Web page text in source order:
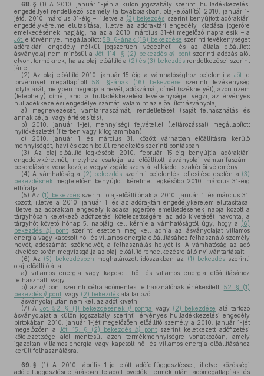
68. § (1) A 2010. január 1-jén a külön jogszabály szerinti hulladékkezelési
engedéllyel rendelkező személy (a továbbiakban: olaj-előállító) 2010. január 1-
jétől 2010. március 31-éig –, illetve a (3) bekezdés szerint benyújtott adóraktári
engedélykérelme elutasítása, illetve az adóraktári engedély kiadása jogerőre
emelkedésének napjáig, ha az a 2010. március 31-ét megelőző napra esik – a
Jöt. e törvénnyel megállapított 58. §-ának (16) bekezdése szerinti tevékenységet
adóraktári engedély nélkül jogszerűen végezheti, és az általa előállított
ásványolaj nem minősül a Jöt. 114. § (2) bekezdésa) pontszerinti adózás alól
elvont terméknek, ha az olaj-előállító a (2) és (3) bekezdés rendelkezései szerint
jár el.
(2) Az olaj-előállító 2010. január 15-éig a vámhatósághoz bejelenti a Jöt.
e
törvénnyel megállapított58. §-ának (16) bekezdése szerinti tevékenység
folytatását, melyben megadja a nevét, adószámát, címét (székhelyét), azon üzem
(telephely) címét, ahol a hulladékkezelési tevékenységet végzi, az érvényes
hulladékkezelési engedélye számát, valamint az előállított ásványolaj
a) megnevezését, vámtarifaszámát, rendeltetését (saját felhasználás és
annak célja, vagy értékesítés),
b) 2010. január 1-jei, mennyiségi felvétellel (leltározással) megállapított
nyitókészletét (literben vagy kilogrammban),
c) 2010. január 1. és március 31. között várhatóan előállításra kerülő
mennyiségét, havi és ezen belül rendeltetés szerinti bontásban.
(3) Az olaj-előállító legkésőbb 2010. február 15-éig benyújtja adóraktári
engedélykérelmét, melyhez csatolja az előállított ásványolaj vámtarifaszám-
besorolására vonatkozó, a vegyvizsgáló szerv által kiadott szakértői véleményt.
(4) A vámhatóság a (2) bekezdés szerinti bejelentés teljesítése esetén a (3)
bekezdésnek megfelelően benyújtott kérelmet legkésőbb 2010. március 31-éig
elbírálja.
(5) Az (1) bekezdésszerinti olaj-előállítónak a 2010. január 1. és március 31.
között, illetve a 2010. január 1. és az adóraktári engedélykérelem elutasítása,
illetve az adóraktári engedély kiadása jogerőre emelkedésének napja között a
tárgyhóban keletkező adófizetési kötelezettségére az adó kivetését havonta, a
tárgyhót követő hónap 5. napjáig kell kérnie a vámhatóságtól úgy, hogy a (6)
bekezdés b) pont szerinti esetben meg kell adnia az ásványolajat villamos
energia vagy kapcsolt hő- és villamos energia előállításához felhasználó személy
nevét, adószámát, székhelyét, a felhasználás helyét is. A vámhatóság az adó
kivetése során megvizsgálja az olaj-előállító rendelkezésre álló nyilvántartásait.
(6) Az (5) bekezdésben meghatározott időszakban az (1) bekezdésszerinti
olaj-előállító által
a) villamos energia vagy kapcsolt hő- és villamos energia előállításához
felhasznált, vagy
b) aza) pont szerinti célra adómentes felhasználónak értékesített, 52. § (1)
bekezdés i) pont , vagy (2) bekezdés alá tartozó
ásványolaj után nem kell az adót kivetni.
(7) A Jöt. 52. § (1) bekezdéséneki) pontja vagy (2) bekezdése alá tartozó
ásványolajat a külön jogszabály szerinti, érvényes hulladékkezelési engedély
birtokában 2010. január 1-jét megelőzően előállító személy a 2010. január 1-jét
megelőzően a Jöt. 15. § (2) bekezdés b) pont szerint keletkezett adófizetési
kötelezettsége alól mentesül azon termékmennyiségre vonatkozóan, amely
igazoltan villamos energia vagy kapcsolt hő- és villamos energia előállításához
került felhasználásra.
69. § (1) A 2010. április 1-je előtt adófelfüggesztéssel, illetve közösségi
adófelfüggesztési eljárásban feladott jövedéki termék utáni adómegállapítási és